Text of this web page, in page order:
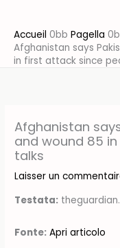
contenu
Accueil
Pagella
Afghanistan says
in first attack since
Afghanistan
and wound 85
talks
Laisser un
Testata:
Fonte: Apri articolo